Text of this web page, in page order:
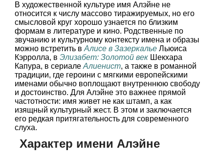
В художественной культуре имя Алэйне не
относится к числу массово тиражируемых, но его
смысловой круг хорошо узнается по близким
формам в литературе и кино. Родственные по
звучанию и культурному контексту имена и образы
можно встретить в Алисе в Зазеркалье Льюиса
Кэрролла, в Элизабет: Золотой век Шекхара
Капура, в сериале Алиенист, а также в романной
традиции, где героини с мягкими европейскими
именами обычно воплощают внутреннюю свободу
и достоинство. Для Алэйне это важнее прямой
частотности: имя живет не как штамп, а как
изящный культурный жест. В этом и заключается
его редкая притягательность для современного
слуха.
Характер имени Алэйне